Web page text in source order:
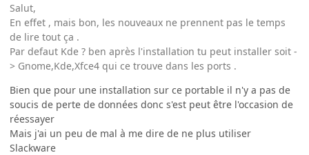
Salut,
En effet , mais bon, les nouveaux ne prennent pas le temps
de lire tout ça .
Par defaut Kde ? ben après l'installation tu peut installer soit -
> Gnome,Kde,Xfce4 qui ce trouve dans les ports .
Bien que pour une installation sur ce portable il n'y a pas de
soucis de perte de données donc s'est peut être l'occasion de
réessayer
Mais j'ai un peu de mal à me dire de ne plus utiliser
Slackware